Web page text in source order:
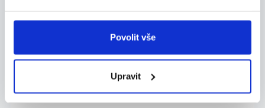
Povolit vše
Upravit
ZKUŠENÝ TECHNICKÝ
NÁKUPČÍ | AŽ 70 000 KČ |
PÍSEK
Celá ČR